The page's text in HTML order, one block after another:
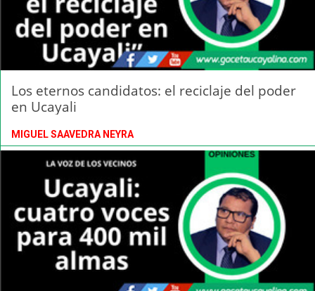
Los eternos candidatos: el reciclaje del poder
en Ucayali
MIGUEL SAAVEDRA NEYRA